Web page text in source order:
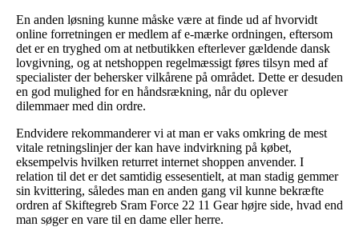
En anden løsning kunne måske være at finde ud af hvorvidt
online forretningen er medlem af e-mærke ordningen, eftersom
det er en tryghed om at netbutikken efterlever gældende dansk
lovgivning, og at netshoppen regelmæssigt føres tilsyn med af
specialister der behersker vilkårene på området. Dette er desuden
en god mulighed for en håndsrækning, når du oplever
dilemmaer med din ordre.
Endvidere rekommanderer vi at man er vaks omkring de mest
vitale retningslinjer der kan have indvirkning på købet,
eksempelvis hvilken returret internet shoppen anvender. I
relation til det er det samtidig essesentielt, at man stadig gemmer
sin kvittering, således man en anden gang vil kunne bekræfte
ordren af Skiftegreb Sram Force 22 11 Gear højre side, hvad end
man søger en vare til en dame eller herre.